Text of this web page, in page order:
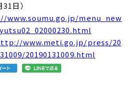
日）
www.soumu.go.jp/menu_new
www.meti.go.jp/press/20
20190131009.html